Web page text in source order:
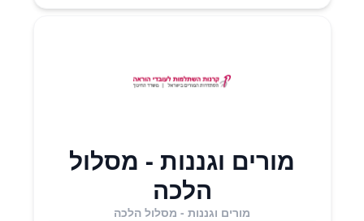
מורים וגננות - מסלול
הלכה
מורים וגננות - מסלול הלכה